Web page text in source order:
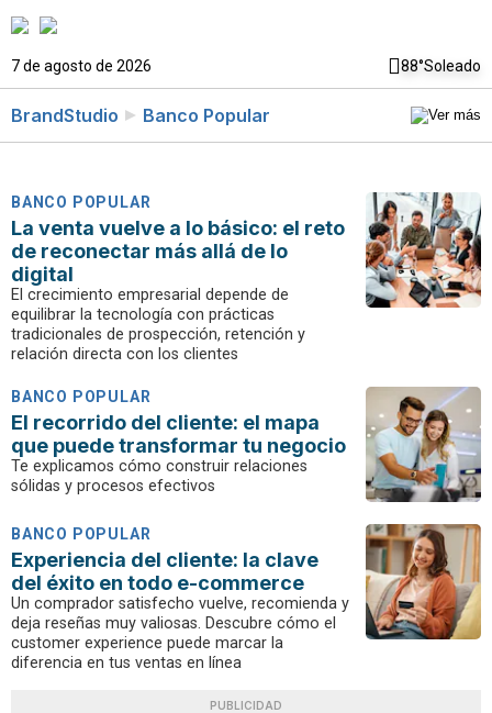
7 de agosto de 2026 88°Soleado
BrandStudio Banco Popular
BANCO POPULAR
La venta vuelve a lo básico: el reto
de reconectar más allá de lo
digital
El crecimiento empresarial depende de
equilibrar la tecnología con prácticas
tradicionales de prospección, retención y
relación directa con los clientes
BANCO POPULAR
El recorrido del cliente: el mapa
que puede transformar tu negocio
Te explicamos cómo construir relaciones
sólidas y procesos efectivos
BANCO POPULAR
Experiencia del cliente: la clave
del éxito en todo e-commerce
Un comprador satisfecho vuelve, recomienda y
deja reseñas muy valiosas. Descubre cómo el
customer experience puede marcar la
diferencia en tus ventas en línea
PUBLICIDAD